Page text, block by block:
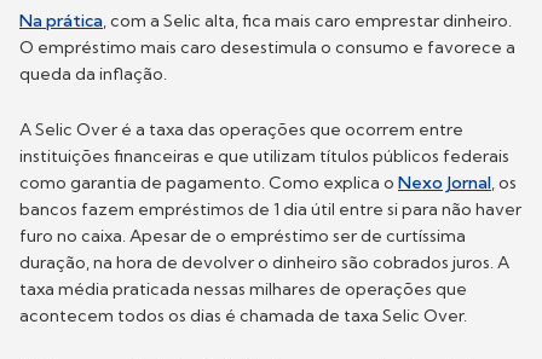
Na prática, com a Selic alta, fica mais caro emprestar dinheiro.
O empréstimo mais caro desestimula o consumo e favorece a
queda da inflação.
ASelic Over é a taxa das operações que ocorrem entre
instituições financeiras e que utilizam títulos públicos federais
como garantia de pagamento. Como explica o Nexo Jornal, os
bancos fazem empréstimos de 1 dia útil entre si para não haver
furo no caixa. Apesar de o empréstimo ser de curtíssima
duração, na hora de devolver o dinheiro são cobrados juros. A
taxa média praticada nessas milhares de operações que
acontecem todos os dias é chamada de taxa Selic Over.